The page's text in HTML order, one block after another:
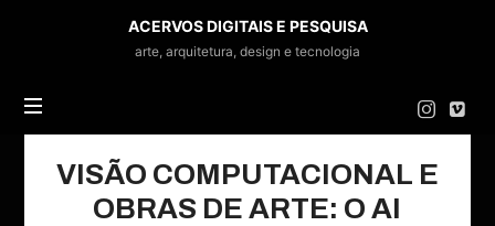
ACERVOS
DIGITAIS
E
ACERVOS DIGITAIS E PESQUISA
arte, arquitetura, design e tecnologia
VISÃO COMPUTACIONAL E
OBRAS DE ARTE: O AI